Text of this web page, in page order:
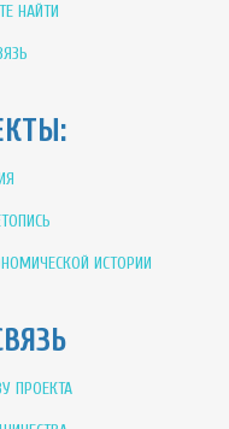
НАЙТИ
ИСТОРИИ
ПРОЕКТА